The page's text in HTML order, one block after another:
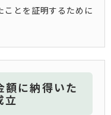
ことを証明するために
額に納得いた
立